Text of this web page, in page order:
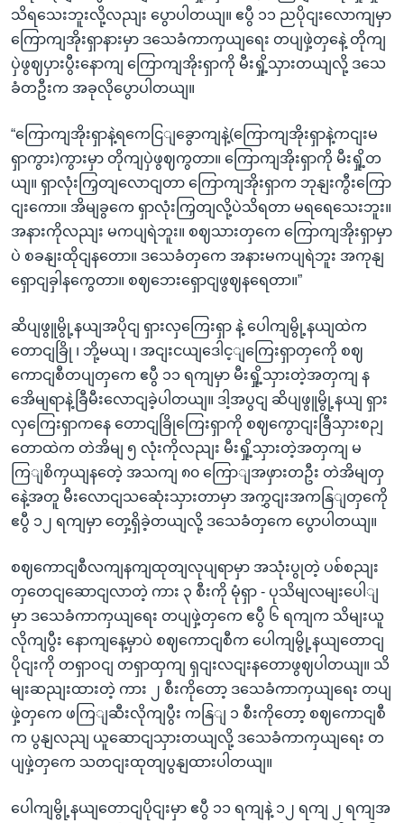
သိရသေးဘူးလို့လညျး ပွောပါတယျ။ ဧပွီ ၁၁ ညပိုငျးလောကျမှာ
ကြောကျအိုးရှာနားမှာ ဒသေခံကာကှယျရေး တပျဖှဲ့တှနေဲ့ တိုကျ
ပှဲဖွဈပှားပွီးနောကျ ကြောကျအိုးရှာကို မီးရှို့သှားတယျလို့ ဒသေ
ခံတဦးက အခုလိုပွောပါတယျ။
“ကြောကျအိုးရှာနဲ့ရကေငြျခွောကျနဲ့(ကြောကျအိုးရှာနဲ့ကငျးမ
ရှာကွား)ကွားမှာ တိုကျပှဲဖွဈကွတာ။ ကြောကျအိုးရှာကို မီးရှို့တ
ယျ။ ရှာလုံးကြှတျလောငျတာ ကြောကျအိုးရှာက ဘုနျးကွီးကြော
ငျးကော။ အိမျခွကေ ရှာလုံးကြှတျလို့ပဲသိရတာ မရရေသေးဘူး။
အနားကိုလညျး မကပျရဲဘူး။ စဈသားတှကေ ကြောကျအိုးရှာမှာ
ပဲ စခနျးထိုငျနတော။ ဒသေခံတှကေ အနားမကပျရဲဘူး အကုနျ
ရှောငျခှါနကွေတာ။ စဈဘေးရှောငျဖွဈနရေတာ။”
ဆိပျဖွူမွို့နယျအပိုငျ ရှားလှကြေးရှာ နဲ့ ပေါကျမွို့နယျထဲက
တောငျခြို ၊ ဘို့မယျ ၊ အငျးငယျဒေါင့ျကြေးရှာတှကေို စဈ
ကောငျစီတပျတှကေ ဧပွီ ၁၁ ရကျမှာ မီးရှို့သှားတဲ့အတှကျ န
အေိမျရာနဲ့ခြီမီးလောငျခဲ့ပါတယျ။ ဒါ့အပွငျ ဆိပျဖွူမွို့နယျ ရှား
လှကြေးရှာကနေ တောငျခြိုကြေးရှာကို စဈကွောငျးခြီသှားစဉျ
တောထဲက တဲအိမျ ၅ လုံးကိုလညျး မီးရှို့သှားတဲ့အတှကျ မ
ကြျစိကှယျနတေဲ့ အသကျ ၈၀ ကြောျအဖှားတဦး တဲအိမျတှ
နေဲ့အတူ မီးလောငျသဆေုံးသှားတာမှာ အကွှငျးအကနြျတှကေို
ဧပွီ ၁၂ ရကျမှာ တှေ့ရှိခဲ့တယျလို့ ဒသေခံတှကေ ပွောပါတယျ။
စဈကောငျစီလကျနကျထုတျလုပျရာမှာ အသုံးပွုတဲ့ ပစ်စညျး
တှတေငျဆောငျလာတဲ့ ကား ၃ စီးကို မုံရှာ - ပုသိမျလမျးပေါျ
မှာ ဒသေခံကာကှယျရေး တပျဖှဲ့တှကေ ဧပွီ ၆ ရကျက သိမျးယူ
လိုကျပွီး နောကျနေ့မှာပဲ စဈကောငျစီက ပေါကျမွို့နယျတောငျ
ပိုငျးကို တရှာဝငျ တရှာထှကျ ရှငျးလငျးနတောဖွဈပါတယျ။ သိ
မျးဆညျးထားတဲ့ ကား ၂ စီးကိုတော့ ဒသေခံကာကှယျရေး တပျ
ဖှဲ့တှကေ ဖကြျဆီးလိုကျပွီး ကနြျ ၁ စီးကိုတော့ စဈကောငျစီ
က ပွနျလညျ ယူဆောငျသှားတယျလို့ ဒသေခံကာကှယျရေး တ
ပျဖှဲ့တှကေ သတငျးထုတျပွနျထားပါတယျ။
ပေါကျမွို့နယျတောငျပိုငျးမှာ ဧပွီ ၁၁ ရကျနဲ့ ၁၂ ရကျ ၂ ရကျအ